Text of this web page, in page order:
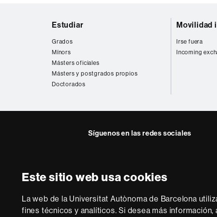
Este sitio web usa cookies
La web de la Universitat Autònoma de Barcelona
fines técnicos y analíticos. Si desea más información,
Estudiar
Grados
Mínors
Másters oficiales
Másters y postgrados propios
Doctorados
Movilidad
Irse fuera
Incoming
Síguenos en las redes sociales
Sobre
esta
web
Aviso legal